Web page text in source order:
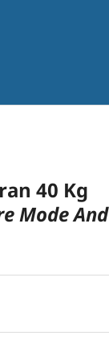
40 Kg
Mode And